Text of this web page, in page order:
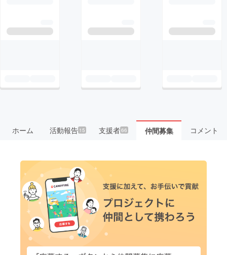
ホーム 活動報告15 支援者66 仲間募集 コメント